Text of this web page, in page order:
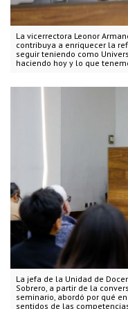
La vicerrectora Leonor
contribuya a enriquecer la
seguir teniendo como
haciendo hoy y lo que
La jefa de la Unidad de
Sobrero, a partir de la
seminario, abordó por qué
sentidos de las